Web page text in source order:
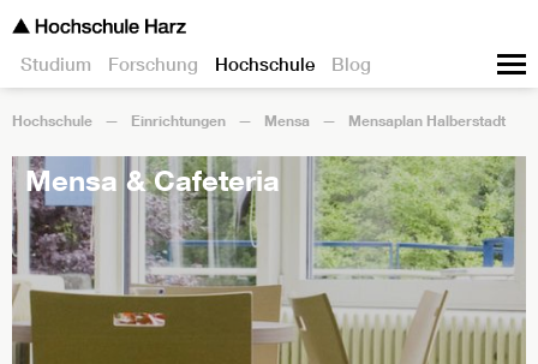
Studium Forschung Hochschule Blog
Hochschule Einrichtungen Mensa Mensaplan Halberstadt
Mensa & Cafeteria